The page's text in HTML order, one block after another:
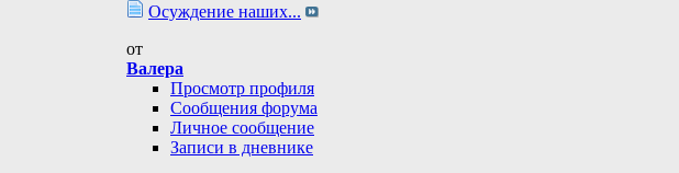
Осуждение наших...
от
Валера
Просмотр профиля
Сообщения форума
Личное сообщение
Записи в дневнике